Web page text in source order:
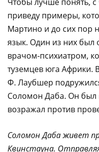
приведу примеры,
Мартино и до сих пор
язык. Один из них был
врачом-психиатром,
туземцев юга Африки.
Ф. Лаубшер
Соломон Даба. Он был
возражал против
Соломон Даба живет
Квинстауна.